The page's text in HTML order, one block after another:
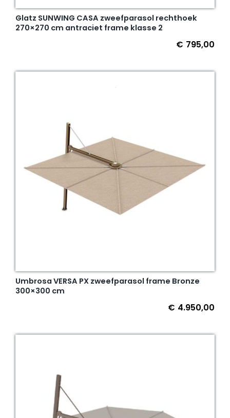
Glatz SUNWING CASA zweefparasol rechthoek
270×270 cm antraciet frame klasse 2
€ 795,00
Umbrosa VERSA PX zweefparasol frame Bronze
300×300 cm
€ 4.950,00